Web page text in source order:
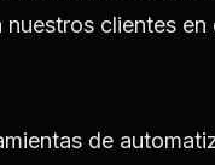
clientes en
de